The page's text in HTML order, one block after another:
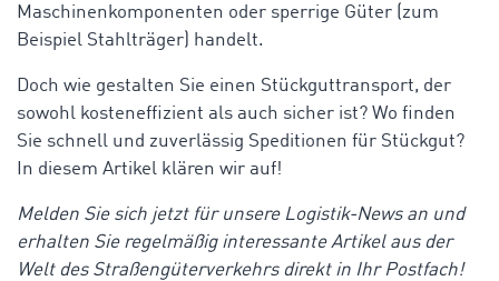
Maschinenkomponenten oder sperrige Güter (zum
Beispiel Stahlträger) handelt.
Doch wie gestalten Sie einen Stückguttransport, der
sowohl kosteneffizient als auch sicher ist? Wo finden
Sie schnell und zuverlässig Speditionen für Stückgut?
In diesem Artikel klären wir auf!
Melden Sie sich jetzt für unsere Logistik-News an und
erhalten Sie regelmäßig interessante Artikel aus der
Welt des Straßengüterverkehrs direkt in Ihr Postfach!